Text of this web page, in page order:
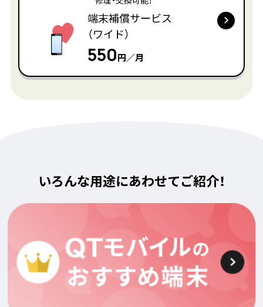
端末補償サービス
（ワイド）
550円／月
いろんな用途にあわせてご紹介！